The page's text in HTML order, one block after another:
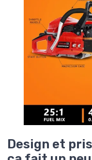
Design et